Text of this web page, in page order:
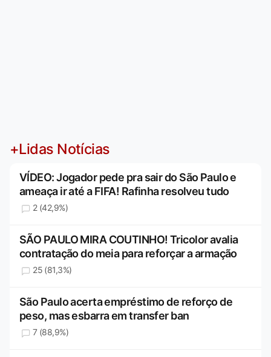
+Lidas Notícias
VÍDEO: Jogador pede pra sair do São Paulo e
ameaça ir até a FIFA! Rafinha resolveu tudo
2 (42,9%)
SÃO PAULO MIRA COUTINHO! Tricolor avalia
contratação do meia para reforçar a armação
25 (81,3%)
São Paulo acerta empréstimo de reforço de
peso, mas esbarra em transfer ban
7 (88,9%)